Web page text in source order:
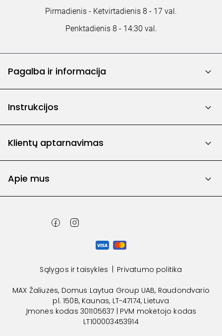
Pirmadienis - Ketvirtadienis 8 - 17 val.
Penktadienis 8 - 14:30 val.
Pagalba ir informacija
Instrukcijos
Klientų aptarnavimas
Apie mus
MAX Žaliuzės, Domus Laytua Group UAB, Raudondvario
pl. 150B, Kaunas, LT-47174, Lietuva
Įmonės kodas 301105637 | PVM mokėtojo kodas
LT100003453914
Sąlygos ir taisyklės Privatumo politika